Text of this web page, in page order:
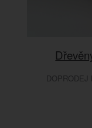
DOPRODEJ